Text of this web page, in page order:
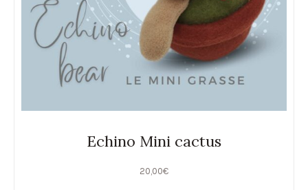
Echino Mini cactus
20,00€